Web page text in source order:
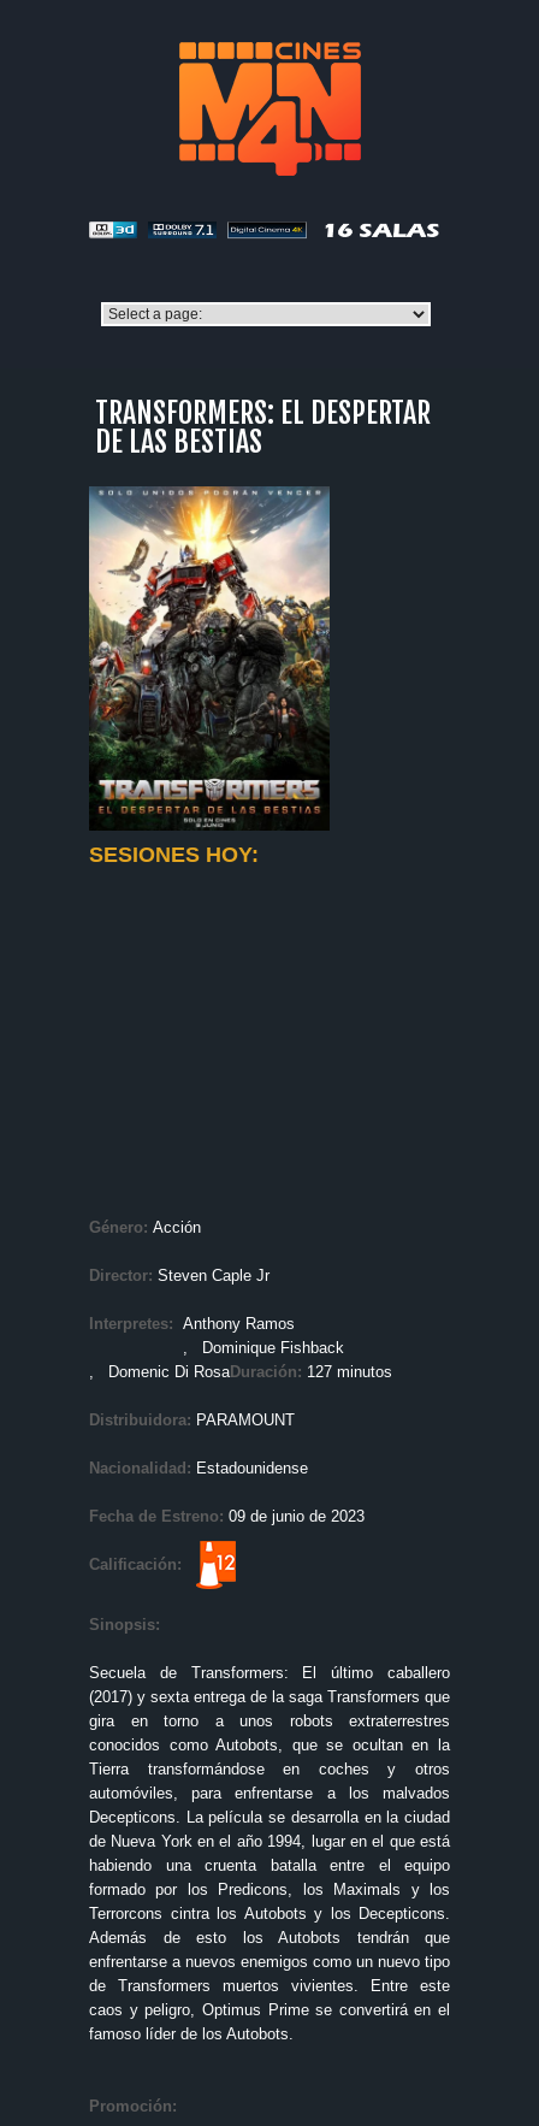
TRANSFORMERS: EL DESPERTAR
DE LAS BESTIAS
SESIONES HOY:
Género: Acción
Director: Steven Caple Jr
Interpretes: Anthony Ramos
, Dominique Fishback
, Domenic Di RosaDuración: 127 minutos
Distribuidora: PARAMOUNT
Nacionalidad: Estadounidense
Fecha de Estreno: 09 de junio de 2023
Calificación:
Sinopsis:
Secuela de Transformers: El último caballero
(2017) y sexta entrega de la saga Transformers que
gira en torno a unos robots extraterrestres
conocidos como Autobots, que se ocultan en la
Tierra transformándose en coches y otros
automóviles, para enfrentarse a los malvados
Decepticons. La película se desarrolla en la ciudad
de Nueva York en el año 1994, lugar en el que está
habiendo una cruenta batalla entre el equipo
formado por los Predicons, los Maximals y los
Terrorcons cintra los Autobots y los Decepticons.
Además de esto los Autobots tendrán que
enfrentarse a nuevos enemigos como un nuevo tipo
de Transformers muertos vivientes. Entre este
caos y peligro, Optimus Prime se convertirá en el
famoso líder de los Autobots.
Promoción: